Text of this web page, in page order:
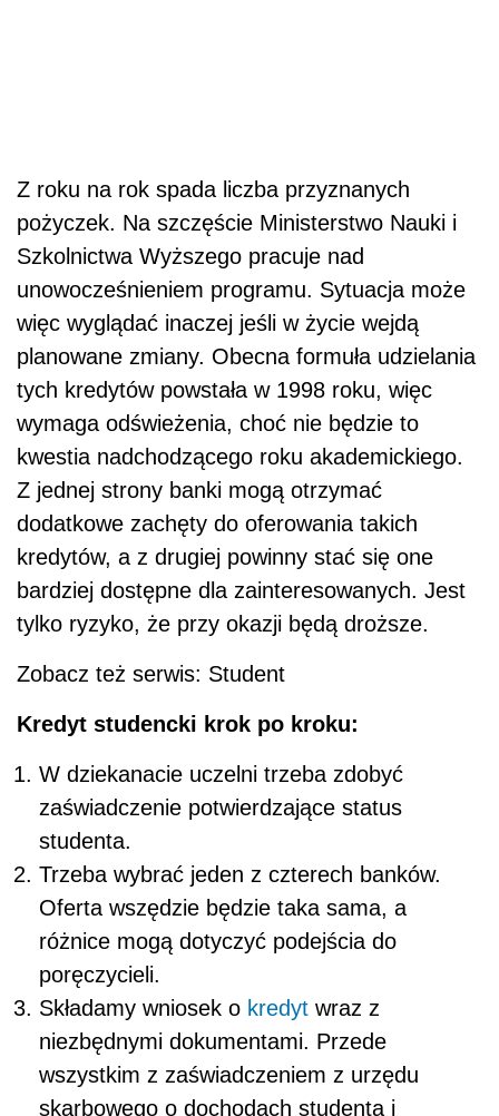
Z roku na rok spada liczba przyznanych
pożyczek. Na szczęście Ministerstwo Nauki i
Szkolnictwa Wyższego pracuje nad
unowocześnieniem programu. Sytuacja może
więc wyglądać inaczej jeśli w życie wejdą
planowane zmiany. Obecna formuła udzielania
tych kredytów powstała w 1998 roku, więc
wymaga odświeżenia, choć nie będzie to
kwestia nadchodzącego roku akademickiego.
Z jednej strony banki mogą otrzymać
dodatkowe zachęty do oferowania takich
kredytów, a z drugiej powinny stać się one
bardziej dostępne dla zainteresowanych. Jest
tylko ryzyko, że przy okazji będą droższe.
Zobacz też serwis: Student
Kredyt studencki krok po kroku:
W dziekanacie uczelni trzeba zdobyć
zaświadczenie potwierdzające status
studenta.
Trzeba wybrać jeden z czterech banków.
Oferta wszędzie będzie taka sama, a
różnice mogą dotyczyć podejścia do
poręczycieli.
Składamy wniosek o kredyt wraz z
niezbędnymi dokumentami. Przede
wszystkim z zaświadczeniem z urzędu
skarbowego o dochodach studenta i